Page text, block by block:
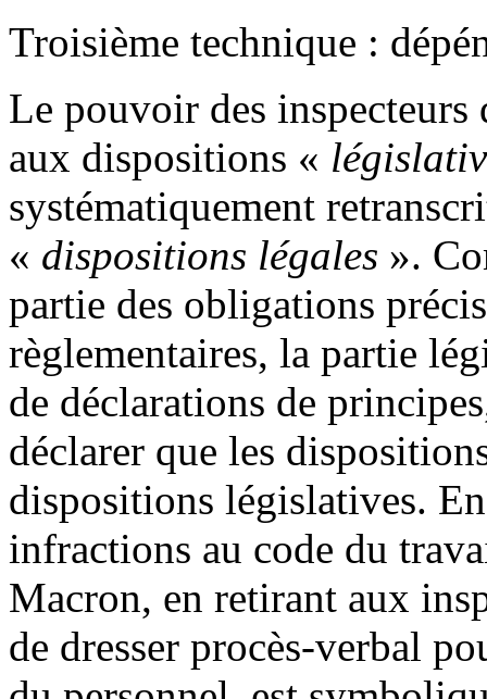
Troisième technique :
Le pouvoir des inspecteurs
aux dispositions «
systématiquement
« dispositions légales ».
partie des obligations
règlementaires, la partie
de déclarations de
déclarer que les
dispositions législatives.
infractions au code du
Macron, en retirant aux
de dresser procès-verbal